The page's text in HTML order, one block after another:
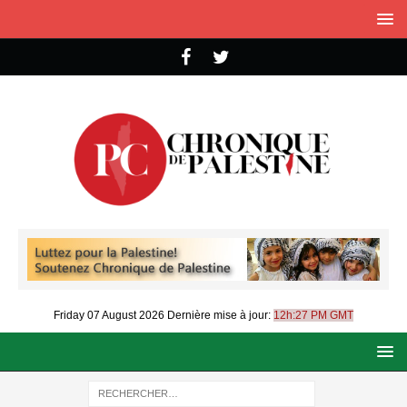
Friday 07 August 2026 Dernière mise à jour: 12h:27 PM GMT